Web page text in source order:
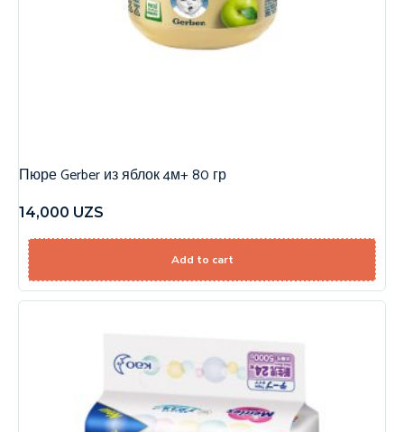
Пюре Gerber из яблок 4м+ 80 гр
14,000 UZS
Add to cart